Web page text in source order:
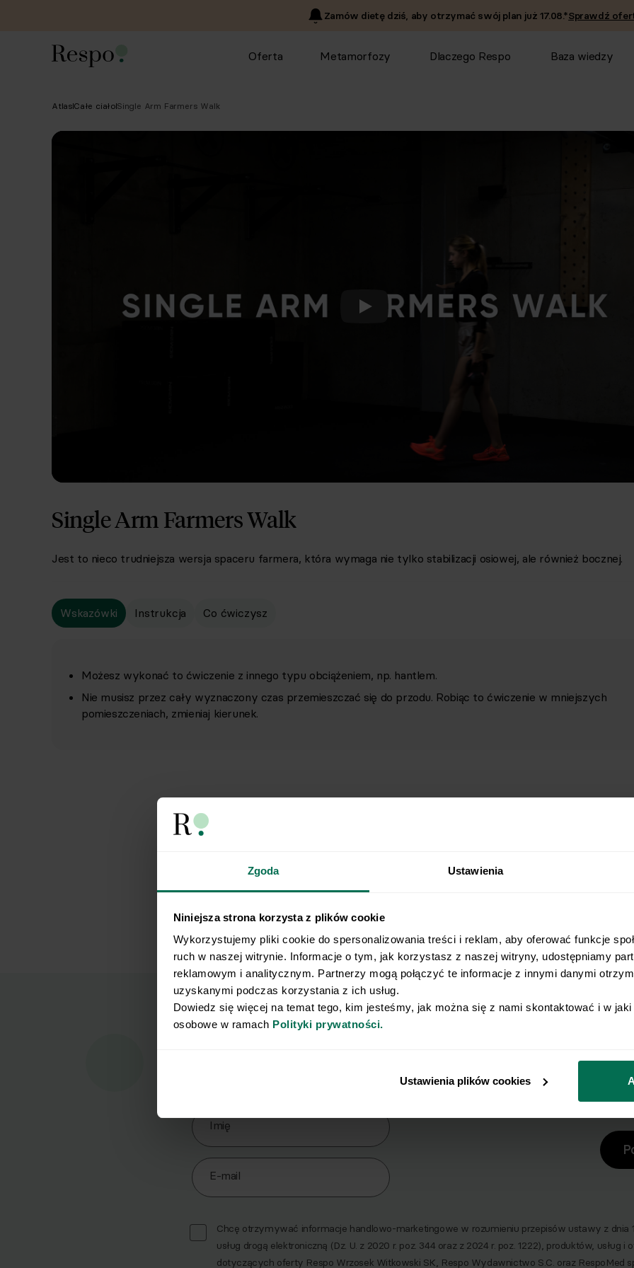
Zgoda Ustawienia
Niniejsza strona korzysta z plików cookie
Wykorzystujemy pliki cookie do spersonalizowania treści i reklam, aby oferować funkcje
ruch w naszej witrynie. Informacje o tym, jak korzystasz z naszej witryny, udostępniamy
reklamowym i analitycznym. Partnerzy mogą połączyć te informacje z innymi danymi
uzyskanymi podczas korzystania z ich usług.
Dowiedz się więcej na temat tego, kim jesteśmy, jak można się z nami skontaktować i w
osobowe w ramach Polityki prywatności.
Ustawienia plików cookies
Zamów dietę dziś, aby otrzymać swój plan już 17.08.*Sprawdź
Oferta Metamorfozy Dlaczego Respo Baza wiedzy
Atlas Całe ciało Single Arm Farmers Walk
Odtwórz
Single Arm Farmers Walk
Jest to nieco trudniejsza wersja spaceru farmera, która wymaga nie tylko stabilizacji osiowej, ale również bocznej.
Wskazówki Instrukcja Co ćwiczysz
Możesz wykonać to ćwiczenie z innego typu obciążeniem, np. hantlem.
Nie musisz przez cały wyznaczony czas przemieszczać się do przodu. Robiąc to ćwiczenie w mniejszych
pomieszczeniach, zmieniaj kierunek.
Marzy Ci się osiągnięcie płaskiego
Pobierz zestaw 10 najskuteczniejszych ćwiczeń na
Imię
E-mail
Chcę otrzymywać informacje handlowo-marketingowe w rozumieniu przepisów ustawy z dnia
usług drogą elektroniczną (Dz. U. z 2020 r. poz. 344 oraz z 2024 r. poz. 1222), produktów, usług
dotyczących oferty Respo Wrzosek Witkowski SK, Respo Wydawnictwo S.C. oraz RespoMed